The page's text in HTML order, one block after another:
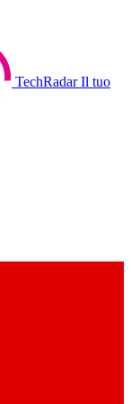
TechRadar Il tuo